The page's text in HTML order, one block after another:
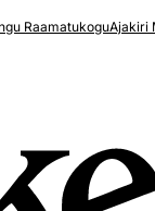
RaamatukoguAjakiri